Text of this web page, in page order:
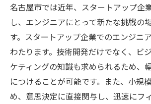
名古屋市では近年、スタートアップ企
し、エンジニアにとって新たな挑戦の
す。スタートアップ企業でのエンジニ
わたります。技術開発だけでなく、ビ
ケティングの知識も求められるため、
につけることが可能です。また、小規
め、意思決定に直接関与し、迅速にフ